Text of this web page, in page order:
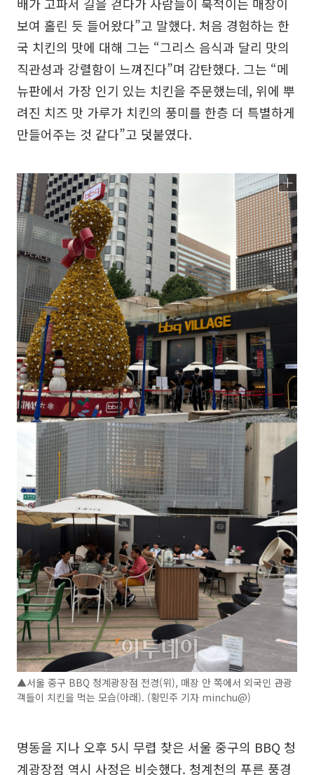
배가 고파서 길을 걷다가 사람들이 북적이는 매장이
보여 홀린 듯 들어왔다”고 말했다. 처음 경험하는 한
국 치킨의 맛에 대해 그는 “그리스 음식과 달리 맛의
직관성과 강렬함이 느껴진다”며 감탄했다. 그는 “메
뉴판에서 가장 인기 있는 치킨을 주문했는데, 위에 뿌
려진 치즈 맛 가루가 치킨의 풍미를 한층 더 특별하게
만들어주는 것 같다”고 덧붙였다.
▲서울 중구 BBQ 청계광장점 전경(위), 매장 안 쪽에서 외국인 관광
객들이 치킨을 먹는 모습(아래). (황민주 기자 minchu@)
명동을 지나 오후 5시 무렵 찾은 서울 중구의 BBQ 청
계광장점 역시 사정은 비슷했다. 청계천의 푸른 풍경